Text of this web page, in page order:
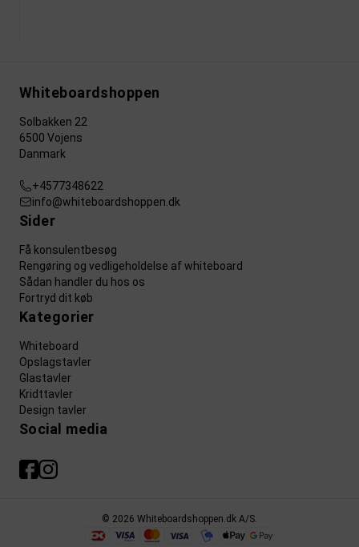
Whiteboardshoppen
Solbakken 22
6500 Vojens
Danmark
+4577348622
info@whiteboardshoppen.dk
Sider
Få konsulentbesøg
Rengøring og vedligeholdelse af whiteboard
Sådan handler du hos os
Fortryd dit køb
Kategorier
Whiteboard
Opslagstavler
Glastavler
Kridttavler
Design tavler
Social media
© 2026 Whiteboardshoppen.dk A/S.